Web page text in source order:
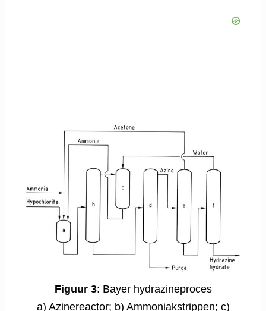
Figuur 3: Bayer hydrazineproces
a) Azinereactor; b) Ammoniakstrippen; c)